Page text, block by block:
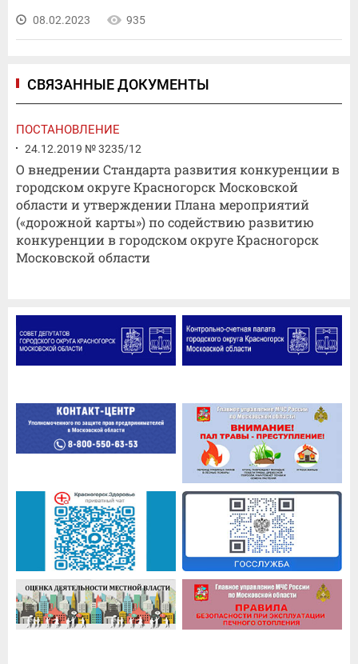
08.02.2023 935
СВЯЗАННЫЕ ДОКУМЕНТЫ
ПОСТАНОВЛЕНИЕ
24.12.2019 № 3235/12
О внедрении Стандарта развития конкуренции в
городском округе Красногорск Московской
области и утверждении Плана мероприятий
(«дорожной карты») по содействию развитию
конкуренции в городском округе Красногорск
Московской области